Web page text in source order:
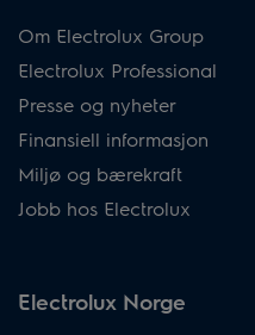
Om Electrolux Group
Electrolux Professional
Presse og nyheter
Finansiell informasjon
Miljø og bærekraft
Jobb hos Electrolux
Electrolux Norge